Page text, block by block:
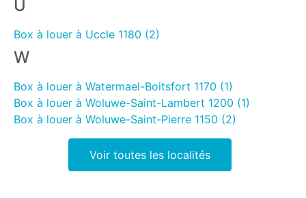
U
Box à louer à Uccle 1180 (2)
W
Box à louer à Watermael-Boitsfort 1170 (1)
Box à louer à Woluwe-Saint-Lambert 1200 (1)
Box à louer à Woluwe-Saint-Pierre 1150 (2)
Voir toutes les localités